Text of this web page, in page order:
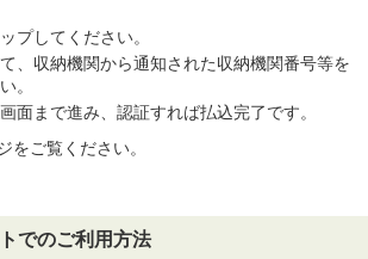
プしてください。
、収納機関から通知された収納機関番号等を
。
面まで進み、認証すれば払込完了です。
をご覧ください。
でのご利用方法